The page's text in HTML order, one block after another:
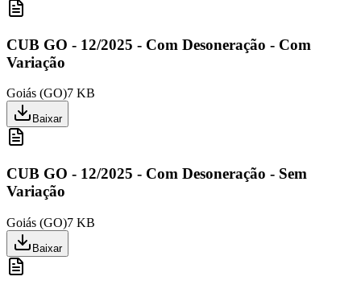
CUB GO - 12/2025 - Com Desoneração - Com
Variação
Goiás (GO)7 KB
Baixar
CUB GO - 12/2025 - Com Desoneração - Sem
Variação
Goiás (GO)7 KB
Baixar